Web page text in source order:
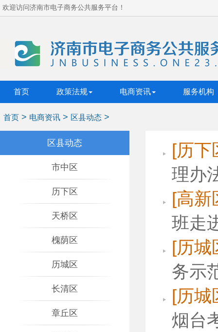
欢迎访问济南市电子商务公共服务平台！
首页 政策法规 电商资讯 服务机构
首页 > 电商资讯 > 区县动态 >
区县动态
市中区
历下区
天桥区
槐荫区
历城区
长清区
章丘区
[历下
理办
[高新
班走
[历城
务示
[历城
烟台